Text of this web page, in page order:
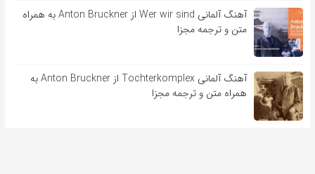
آهنگ آلمانی Wer wir sind از Anton Bruckner به همراه
متن و ترجمه مجزا
آهنگ آلمانی Tochterkomplex از Anton Bruckner به
همراه متن و ترجمه مجزا